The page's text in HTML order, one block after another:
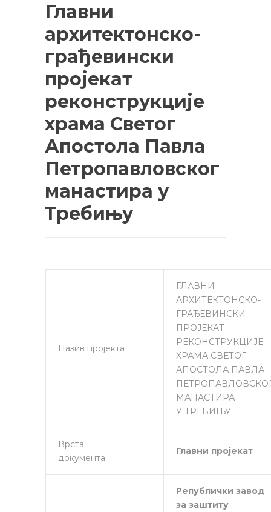
Главни
архитектонско-
грађевински
пројекат
реконструкције
храма Светог
Апостола Павла
Петропавловског
манастира у
Требињу
Назив пројекта
ГЛАВНИ
АРХИТЕКТОНСКО-
ГРАЂЕВИНСКИ
ПРОЈЕКАТ
РЕКОНСТРУКЦИЈЕ
ХРАМА СВЕТОГ
АПОСТОЛА ПАВЛА
МАНАСТИРА
У ТРЕБИЊУ
Врста
документа
Главни пројекат
Републички завод
за заштиту